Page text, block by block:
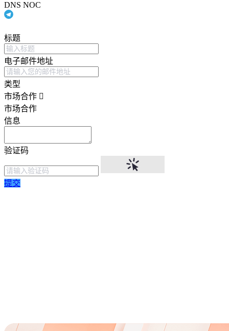
DNS NOC
标题
电子邮件地址
类型
市场合作
市场合作
信息
验证码
提交